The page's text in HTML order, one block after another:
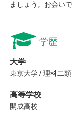
ましょう。お会い
学歴
大学
東京大学 / 理科二類
高等学校
開成高校